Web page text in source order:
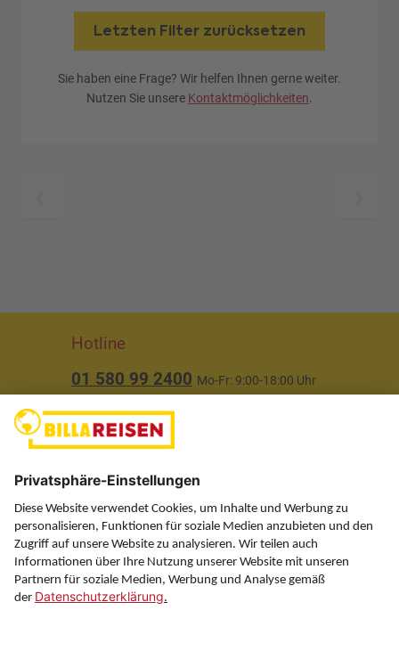
Letzten Filter zurücksetzen
Sie haben eine Frage? Wir helfen Ihnen gerne weiter.
Nutzen Sie unsere Kontaktmöglichkeiten.
Hotline
01 580 99 2400 Mo-Fr: 9:00-18:00 Uhr
Über uns
Service
Information
Folgen Sie uns auf